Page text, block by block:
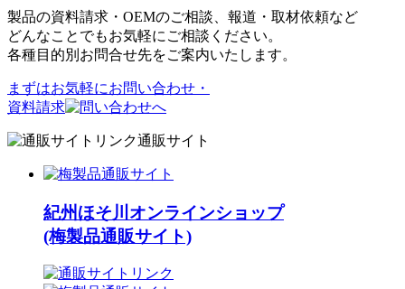
製品の資料請求・OEMのご相談、報道・取材依頼など
どんなことでもお気軽にご相談ください。
各種目的別お問合せ先をご案内いたします。
まずはお気軽にお問い合わせ・
資料請求
通販サイト
紀州ほそ川オンラインショップ
(梅製品通販サイト)